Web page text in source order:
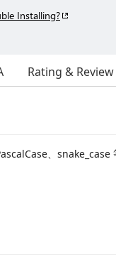
Installing?
Rating & Review
、snake_case